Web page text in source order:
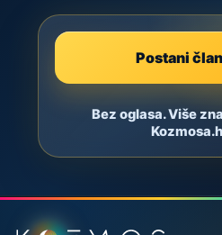
Postani član
Bez oglasa. Više